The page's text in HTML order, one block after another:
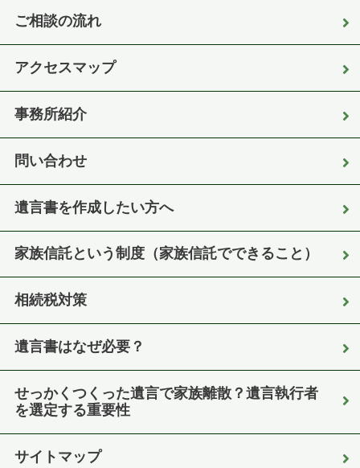
ご相談の流れ
アクセスマップ
事務所紹介
問い合わせ
遺言書を作成したい方へ
家族信託という制度（家族信託でできること）
相続税対策
遺言書はなぜ必要？
せっかくつくった遺言で家族離散？遺言執行者
を選定する重要性
サイトマップ